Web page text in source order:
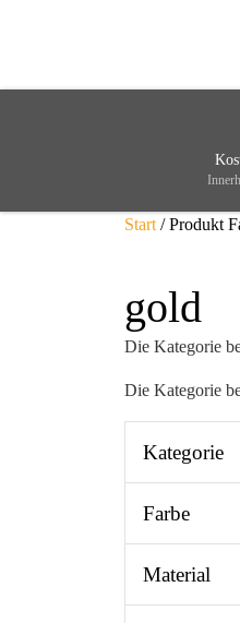
Start / Produkt
gold
Die Kategorie
Die Kategorie
Kategorie
Farbe
Material